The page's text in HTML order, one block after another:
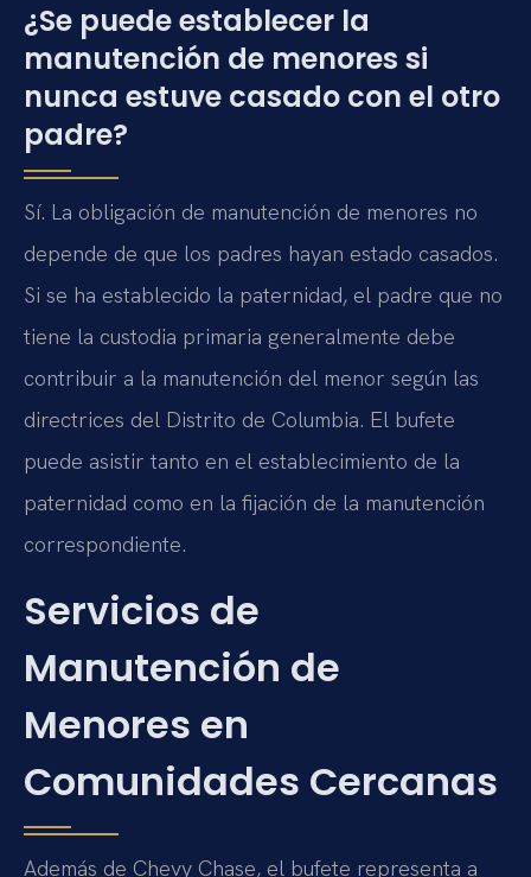
¿Se puede establecer la
manutención de menores si
nunca estuve casado con el otro
padre?
Sí. La obligación de manutención de menores no
depende de que los padres hayan estado casados.
Si se ha establecido la paternidad, el padre que no
tiene la custodia primaria generalmente debe
contribuir a la manutención del menor según las
directrices del Distrito de Columbia. El bufete
puede asistir tanto en el establecimiento de la
paternidad como en la fijación de la manutención
correspondiente.
Servicios de
Manutención de
Menores en
Comunidades Cercanas
Además de Chevy Chase, el bufete representa a